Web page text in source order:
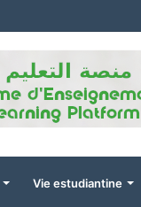
Vie estudiantine